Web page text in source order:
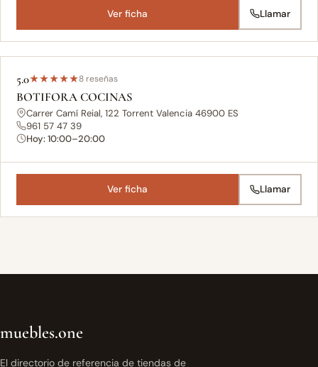
Ver ficha Llamar
5.0★★★★★8 reseñas
BOTIFORA COCINAS
Carrer Camí Reial, 122 Torrent Valencia 46900 ES
961 57 47 39
Hoy: 10:00–20:00
Ver ficha Llamar
muebles.one
El directorio de referencia de tiendas de